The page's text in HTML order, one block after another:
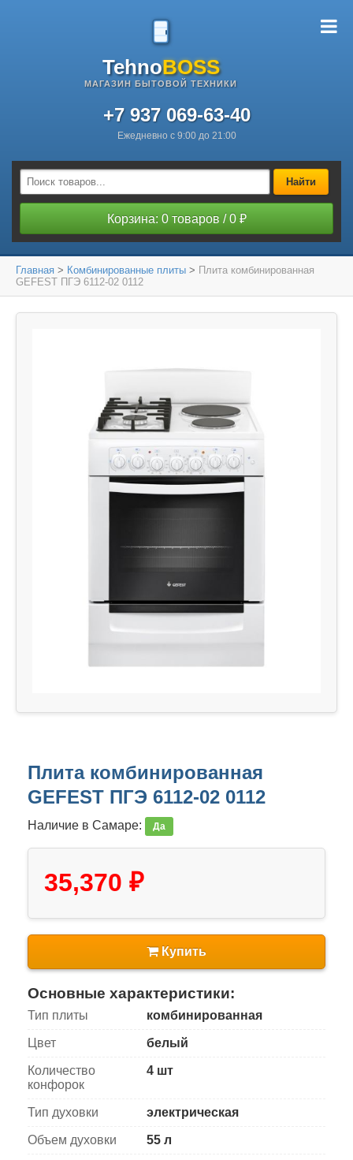
TehnoBOSS
МАГАЗИН БЫТОВОЙ ТЕХНИКИ
+7 937 069-63-40
Ежедневно с 9:00 до 21:00
Найти
Корзина: 0 товаров / 0 ₽
Главная > Комбинированные плиты > Плита комбинированная
GEFEST ПГЭ 6112-02 0112
Плита комбинированная
GEFEST ПГЭ 6112-02 0112
Наличие в Самаре: Да
35,370 ₽
Купить
Основные характеристики:
Тип плиты комбинированная
Цвет белый
Количество
конфорок
4 шт
Тип духовки электрическая
Объем духовки 55 л